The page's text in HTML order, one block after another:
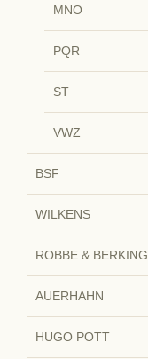
MNO
PQR
ST
VWZ
BSF
WILKENS
ROBBE & BERKING
AUERHAHN
HUGO POTT